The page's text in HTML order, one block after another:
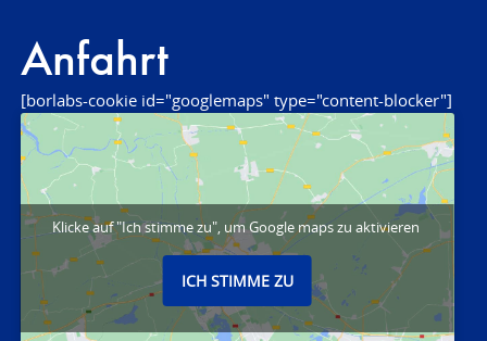
Anfahrt
[borlabs-cookie id="googlemaps" type="content-blocker"]
Klicke auf "Ich stimme zu", um Google maps zu aktivieren
ICH STIMME ZU